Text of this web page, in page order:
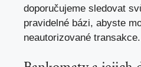
doporučujeme sledovat
pravidelné bázi, abyste
neautorizované transakce.